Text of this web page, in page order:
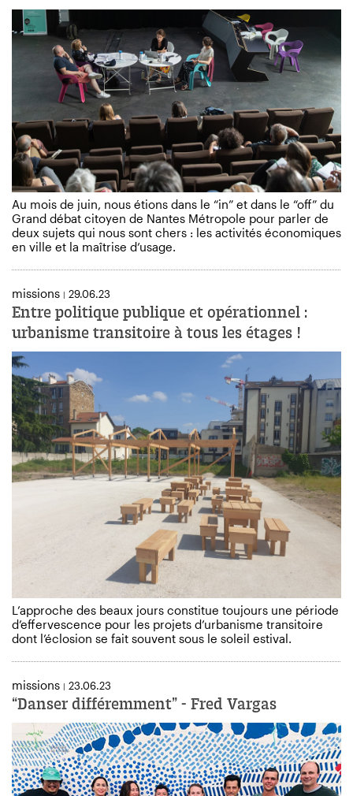
Au mois de juin, nous étions dans le “in” et dans le “off” du
Grand débat citoyen de Nantes Métropole pour parler de
deux sujets qui nous sont chers : les activités économiques
en ville et la maîtrise d’usage.
missions | 29.06.23
Entre politique publique et opérationnel :
urbanisme transitoire à tous les étages !
L’approche des beaux jours constitue toujours une période
d’effervescence pour les projets d’urbanisme transitoire
dont l’éclosion se fait souvent sous le soleil estival.
missions 23.06.23
“Danser différemment” - Fred Vargas